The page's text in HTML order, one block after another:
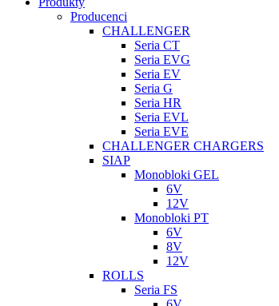
Producenci
CHALLENGER
Seria CT
Seria EVG
Seria EV
Seria G
Seria HR
Seria EVL
Seria EVE
CHALLENGER CHARGERS
SIAP
Monobloki GEL
6V
12V
Monobloki PT
6V
8V
12V
ROLLS
Seria FS